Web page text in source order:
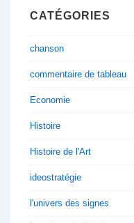
CATÉGORIES
chanson
commentaire de tableau
Economie
Histoire
Histoire de l'Art
ideostratégie
l'univers des signes